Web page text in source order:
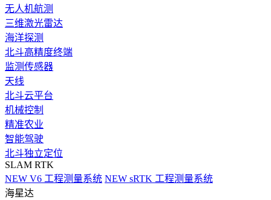
无人机航测
三维激光雷达
海洋探测
北斗高精度终端
监测传感器
天线
北斗云平台
机械控制
精准农业
智能驾驶
北斗独立定位
SLAM RTK
NEW V6 工程测量系统 NEW sRTK 工程测量系统
海星达